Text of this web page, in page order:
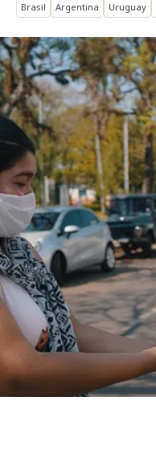
Brasil Argentina Uruguay